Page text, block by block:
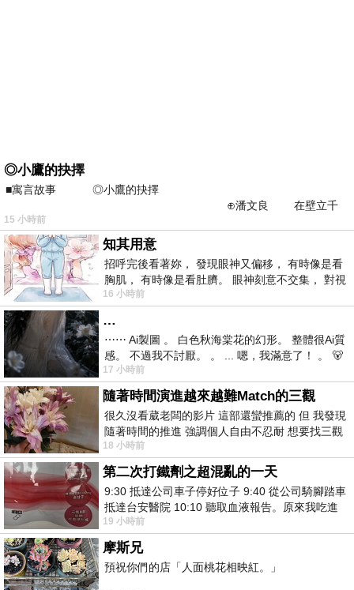
◎小鷹的抉擇
■寓言故事 ◎小鷹的抉擇
⊕潘文良 在壁立千
仞的懸崖上，有一座遮天蔽
15 小時前
知其用意
招呼完後看著妳， 發現眼神又偏移， 有時像是看
胸肌， 有時像是看肚臍。 眼神刻意不交集， 對視
視線不對齊， 讓我很難不
16 小時前
…
⋯⋯ Ai製圖 。 白色秋海棠花的幻形。 整體很Ai質
感。 不過我不討厭。 。 ... 嗯，我滿意了！ 。 🐻
昨中
17 小時前
隨著時間演進越來越難Match的三觀
很久沒看葳老闆的影片 這部還蠻推薦的 但 我發現
隨著時間的推進 強調個人自由不忍耐 想要找三觀
接近的不要說對象 連朋友都超
18 小時前
第二次打鐵劑之超混亂的一天
9:30 抵達公司車子停好位子 9:40 從公司騎腳踏車
抵達台安醫院 10:10 聽取血液報告。原來我吃進
去的 B12 彌可保並非沒有吸收而是超
19 小時前
摩斯兄
預祝你們的店「人面桃花相映紅。」